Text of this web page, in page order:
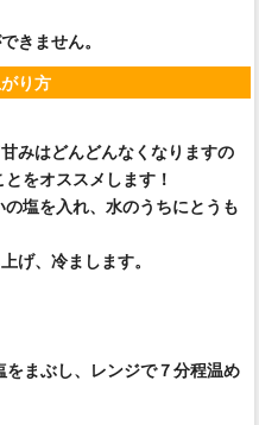
きません。
り方
みはどんどんなくなりますの
をオススメします！
塩を入れ、水のうちにとうも
げ、冷まします。
まぶし、レンジで７分程温め